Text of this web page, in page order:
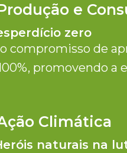
Produção e
zero
compromisso de
promovendo a
Climática
naturais na